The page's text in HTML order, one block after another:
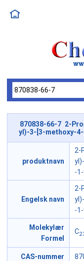
870838-66-7 2-
yl)-3-[3-methoxy-
produktnavn
2-
-
Engelsk navn
2-
-
Molekylær
Formel
C
CAS-nummer